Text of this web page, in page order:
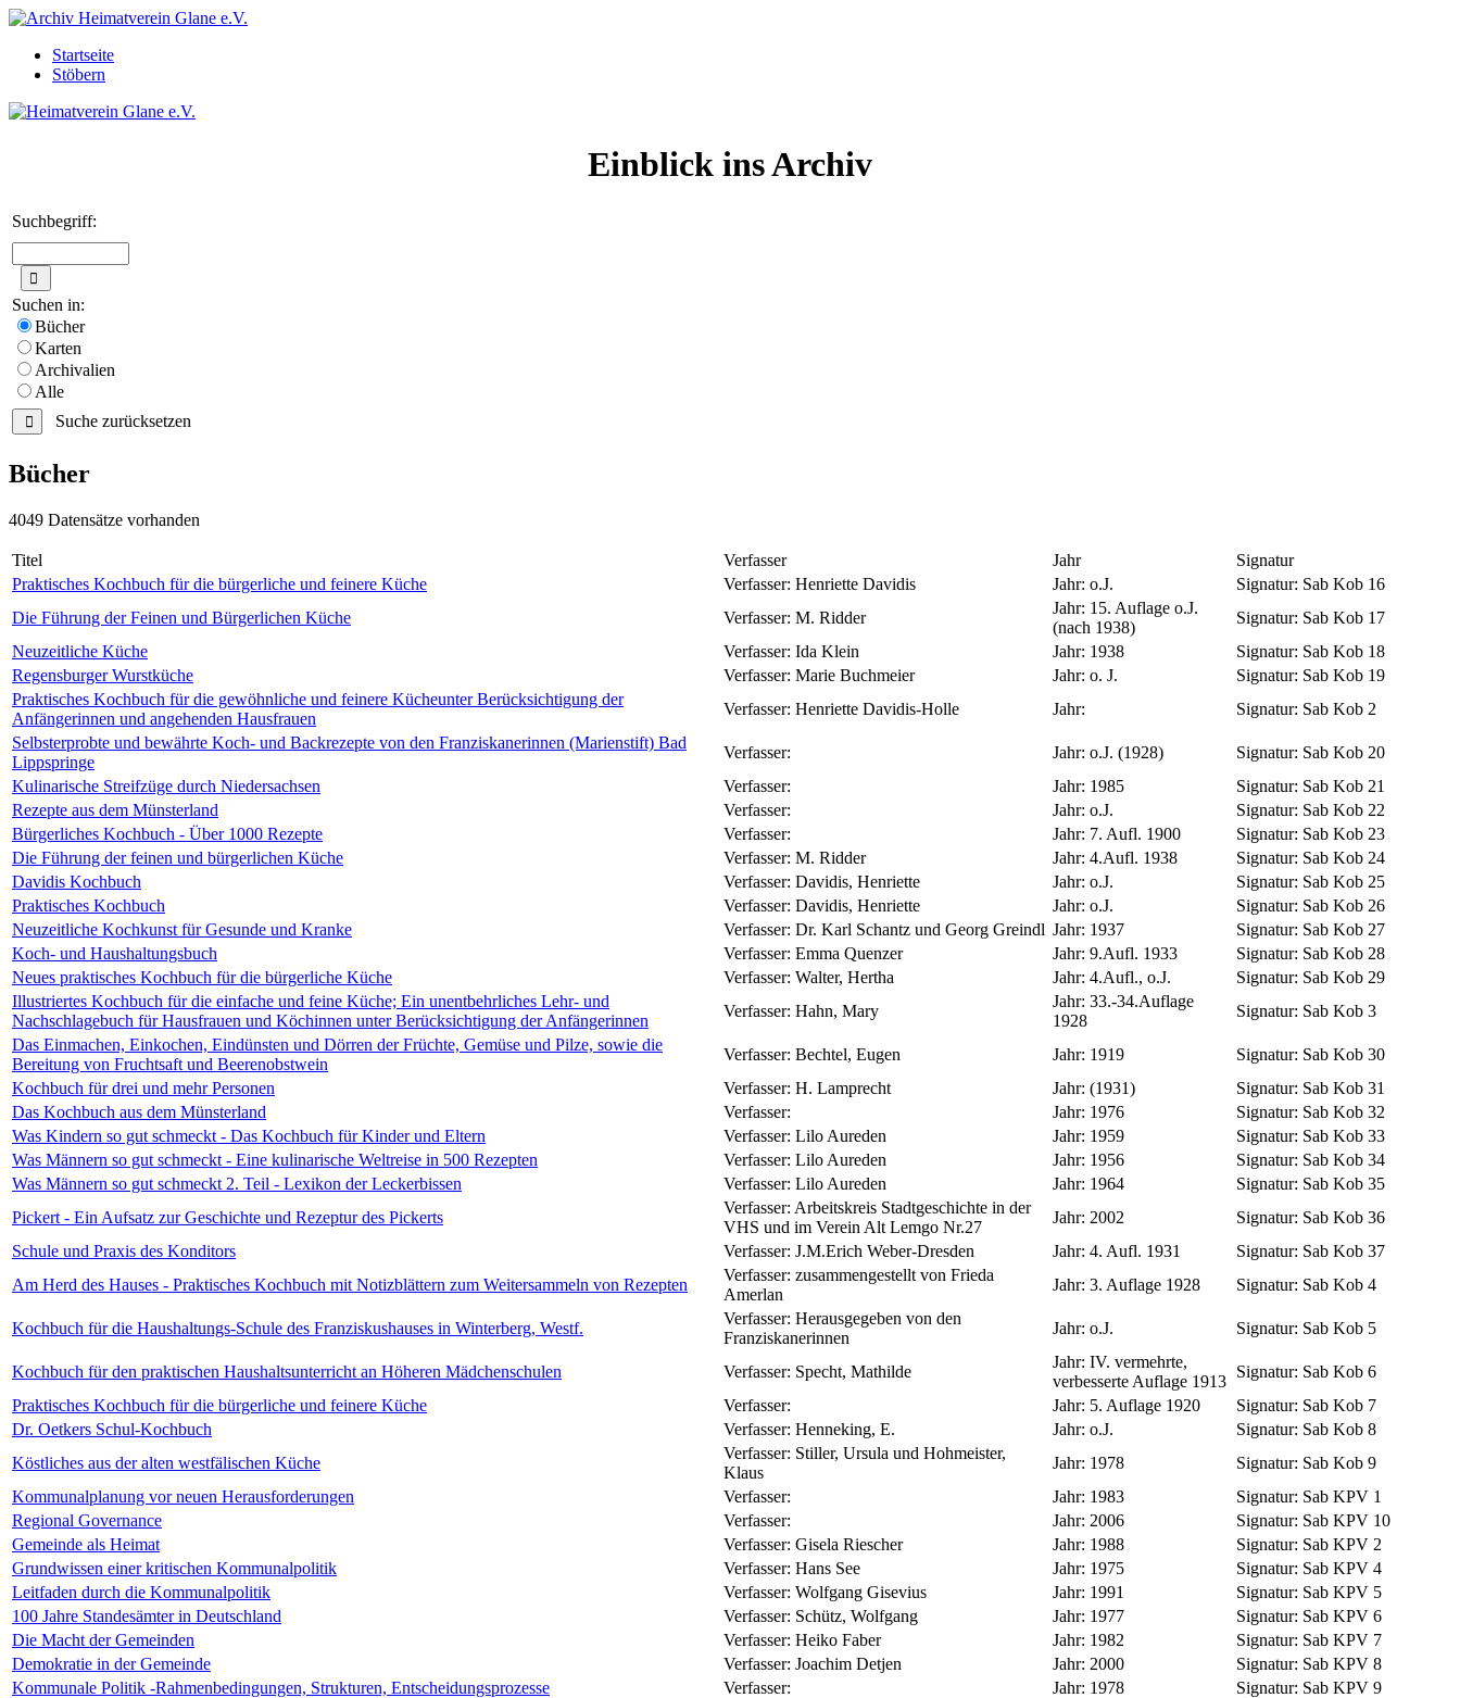
Startseite
Stöbern
Einblick ins Archiv
Suchbegriff:
Suchen in:
Bücher
Karten
Archivalien
Alle
Suche zurücksetzen
Bücher
4049 Datensätze vorhanden
Titel Verfasser Jahr
Signatur
Praktisches Kochbuch für die bürgerliche und feinere Küche
Verfasser: Henriette Davidis Jahr: o.J. Signatur: Sab Kob 16
Die Führung der Feinen und Bürgerlichen Küche
Verfasser: M. Ridder
Jahr: 15. Auflage o.J.
(nach 1938)
Signatur: Sab Kob 17
Neuzeitliche Küche
Verfasser: Ida Klein Jahr: 1938 Signatur: Sab Kob 18
Regensburger Wurstküche
Verfasser: Marie Buchmeier Jahr: o. J. Signatur: Sab Kob 19
Praktisches Kochbuch für die gewöhnliche und feinere Kücheunter Berücksichtigung der
Anfängerinnen und angehenden Hausfrauen
Verfasser: Henriette Davidis-Holle Jahr: Signatur: Sab Kob 2
Selbsterprobte und bewährte Koch- und Backrezepte von den Franziskanerinnen (Marienstift) Bad
Lippspringe
Verfasser: Jahr: o.J. (1928) Signatur: Sab Kob 20
Kulinarische Streifzüge durch Niedersachsen
Verfasser: Jahr: 1985 Signatur: Sab Kob 21
Rezepte aus dem Münsterland
Verfasser: Jahr: o.J. Signatur: Sab Kob 22
Bürgerliches Kochbuch - Über 1000 Rezepte
Verfasser: Jahr: 7. Aufl. 1900 Signatur: Sab Kob 23
Die Führung der feinen und bürgerlichen Küche
Verfasser: M. Ridder Jahr: 4.Aufl. 1938 Signatur: Sab Kob 24
Davidis Kochbuch
Verfasser: Davidis, Henriette Jahr: o.J. Signatur: Sab Kob 25
Praktisches Kochbuch
Verfasser: Davidis, Henriette Jahr: o.J. Signatur: Sab Kob 26
Neuzeitliche Kochkunst für Gesunde und Kranke
Verfasser: Dr. Karl Schantz und Georg Greindl Jahr: 1937 Signatur: Sab Kob 27
Koch- und Haushaltungsbuch
Verfasser: Emma Quenzer Jahr: 9.Aufl. 1933 Signatur: Sab Kob 28
Neues praktisches Kochbuch für die bürgerliche Küche
Verfasser: Walter, Hertha Jahr: 4.Aufl., o.J. Signatur: Sab Kob 29
Illustriertes Kochbuch für die einfache und feine Küche; Ein unentbehrliches Lehr- und
Nachschlagebuch für Hausfrauen und Köchinnen unter Berücksichtigung der Anfängerinnen
Verfasser: Hahn, Mary
Jahr: 33.-34.Auflage
1928
Signatur: Sab Kob 3
Das Einmachen, Einkochen, Eindünsten und Dörren der Früchte, Gemüse und Pilze, sowie die
Bereitung von Fruchtsaft und Beerenobstwein
Verfasser: Bechtel, Eugen Jahr: 1919 Signatur: Sab Kob 30
Kochbuch für drei und mehr Personen
Verfasser: H. Lamprecht Jahr: (1931) Signatur: Sab Kob 31
Das Kochbuch aus dem Münsterland
Verfasser: Jahr: 1976 Signatur: Sab Kob 32
Was Kindern so gut schmeckt - Das Kochbuch für Kinder und Eltern
Verfasser: Lilo Aureden Jahr: 1959 Signatur: Sab Kob 33
Was Männern so gut schmeckt - Eine kulinarische Weltreise in 500 Rezepten
Verfasser: Lilo Aureden Jahr: 1956 Signatur: Sab Kob 34
Was Männern so gut schmeckt 2. Teil - Lexikon der Leckerbissen
Verfasser: Lilo Aureden Jahr: 1964 Signatur: Sab Kob 35
Pickert - Ein Aufsatz zur Geschichte und Rezeptur des Pickerts
Verfasser: Arbeitskreis Stadtgeschichte in der
VHS und im Verein Alt Lemgo Nr.27
Jahr: 2002 Signatur: Sab Kob 36
Schule und Praxis des Konditors
Verfasser: J.M.Erich Weber-Dresden Jahr: 4. Aufl. 1931 Signatur: Sab Kob 37
Am Herd des Hauses - Praktisches Kochbuch mit Notizblättern zum Weitersammeln von Rezepten
Verfasser: zusammengestellt von Frieda
Amerlan
Jahr: 3. Auflage 1928 Signatur: Sab Kob 4
Kochbuch für die Haushaltungs-Schule des Franziskushauses in Winterberg, Westf.
Verfasser: Herausgegeben von den
Franziskanerinnen
Jahr: o.J. Signatur: Sab Kob 5
Kochbuch für den praktischen Haushaltsunterricht an Höheren Mädchenschulen Verfasser: Specht, Mathilde
Jahr: IV. vermehrte,
verbesserte Auflage 1913
Signatur: Sab Kob 6
Praktisches Kochbuch für die bürgerliche und feinere Küche
Verfasser: Jahr: 5. Auflage 1920 Signatur: Sab Kob 7
Dr. Oetkers Schul-Kochbuch
Verfasser: Henneking, E. Jahr: o.J. Signatur: Sab Kob 8
Köstliches aus der alten westfälischen Küche
Verfasser: Stiller, Ursula und Hohmeister,
Klaus
Jahr: 1978 Signatur: Sab Kob 9
Kommunalplanung vor neuen Herausforderungen
Verfasser: Jahr: 1983 Signatur: Sab KPV 1
Regional Governance
Verfasser: Jahr: 2006 Signatur: Sab KPV 10
Gemeinde als Heimat
Verfasser: Gisela Riescher Jahr: 1988 Signatur: Sab KPV 2
Grundwissen einer kritischen Kommunalpolitik
Verfasser: Hans See Jahr: 1975 Signatur: Sab KPV 4
Leitfaden durch die Kommunalpolitik
Verfasser: Wolfgang Gisevius Jahr: 1991 Signatur: Sab KPV 5
100 Jahre Standesämter in Deutschland
Verfasser: Schütz, Wolfgang Jahr: 1977 Signatur: Sab KPV 6
Die Macht der Gemeinden
Verfasser: Heiko Faber Jahr: 1982 Signatur: Sab KPV 7
Demokratie in der Gemeinde
Verfasser: Joachim Detjen Jahr: 2000 Signatur: Sab KPV 8
Kommunale Politik -Rahmenbedingungen, Strukturen, Entscheidungsprozesse
Verfasser: Jahr: 1978 Signatur: Sab KPV 9